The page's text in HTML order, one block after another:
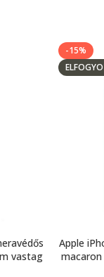
vastag
-15%
Apple